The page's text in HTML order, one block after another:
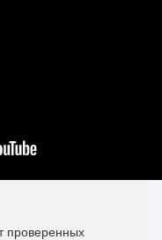
проверенных